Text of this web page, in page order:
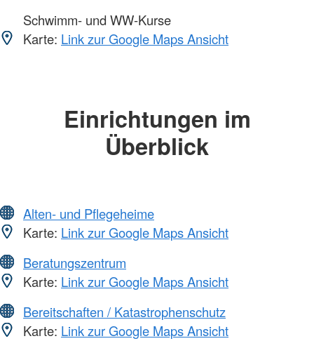
Schwimm- und WW-Kurse
Karte: Link zur Google Maps Ansicht
Einrichtungen im
Überblick
Alten- und Pflegeheime
Karte: Link zur Google Maps Ansicht
Beratungszentrum
Karte: Link zur Google Maps Ansicht
Bereitschaften / Katastrophenschutz
Karte: Link zur Google Maps Ansicht